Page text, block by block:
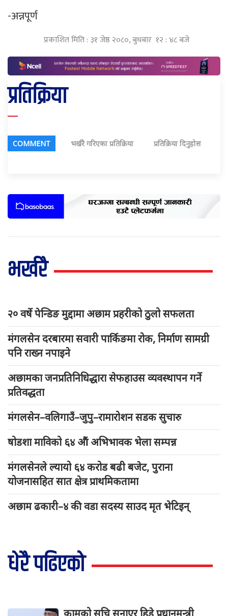
-अन्नपूर्ण
प्रकाशित मिति : ३१ जेष्ठ २०८०, बुधबार १२ : ४८ बजे
प्रतिक्रिया
COMMENT भर्खरै गरिएका प्रतिक्रिया प्रतिक्रिया दिनुहोस
भर्खरै
२० वर्षे पेन्डिङ मुद्दामा अछाम प्रहरीको ठुलो सफलता
मंगलसेन दरबारमा सवारी पार्किङमा रोक, निर्माण सामग्री
पनि राख्न नपाइने
अछामका जनप्रतिनिधिद्धारा सेफहाउस व्यवस्थापन गर्ने
प्रतिवद्धता
मंगलसेन–वलिगाउँ–जुपु–रामारोशन सडक सुचारु
षोडशा माविको ६४ औं अभिभावक भेला सम्पन्न
मंगलसेनले ल्यायो ६४ करोड बढी बजेट, पुराना
योजनासहित सात क्षेत्र प्राथमिकतामा
अछाम ढकारी–४ की वडा सदस्य साउद मृत भेटिइन्
धेरै पढिएको